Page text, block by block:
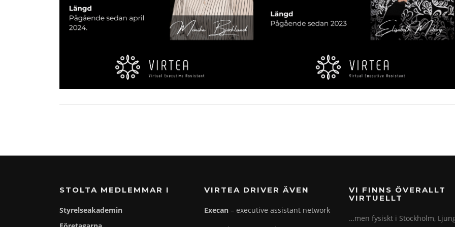
STOLTA MEDLEMMAR I
Styrelseakademin
VIRTEA DRIVER ÄVEN
Execan – executive assistant network
VI FINNS ÖVERALLT
VIRTUELLT
…men fysiskt i Stockholm,